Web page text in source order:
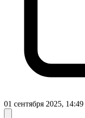
01 сентября 2025, 14:49